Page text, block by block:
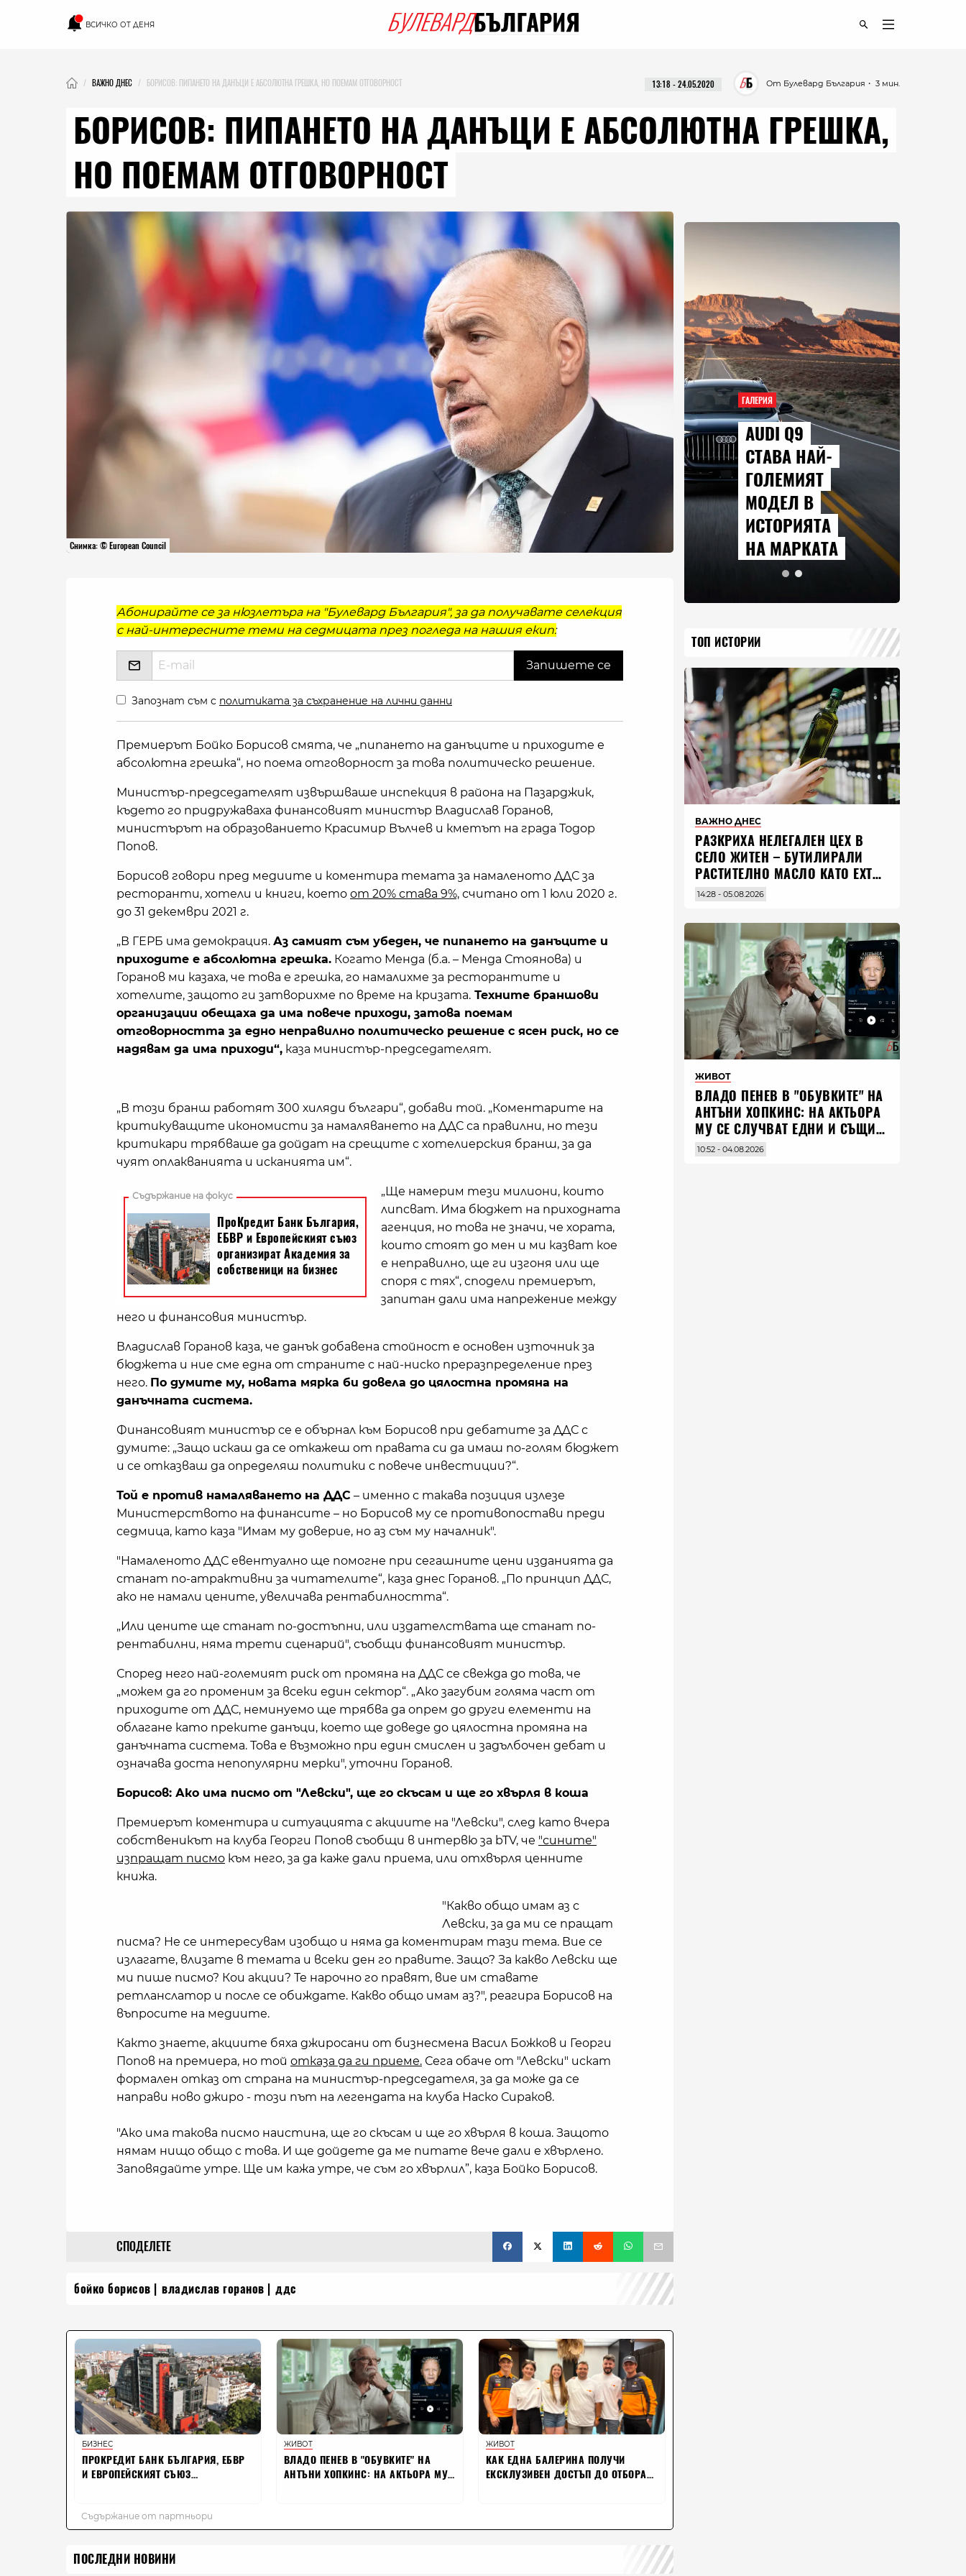
ВСИЧКО ОТ ДЕНЯ
ВАЖНО ДНЕС БОРИСОВ: ПИПАНЕТО НА ДАНЪЦИ Е АБСОЛЮТНА ГРЕШКА, НО ПОЕМАМ ОТГОВОРНОСТ ・ 3 мин.
От Булевард България
13:18 - 24.05.2020
БОРИСОВ: ПИПАНЕТО НА ДАНЪЦИ Е АБСОЛЮТНА ГРЕШКА,
НО ПОЕМАМ ОТГОВОРНОСТ
Снимка: © European Council
Абонирайте се за нюзлетъра на "Булевард България", за да получавате селекция
с най-интересните теми на седмицата през погледа на нашия екип:
Запознат съм с политиката за съхранение на лични данни
Премиерът Бойко Борисов смята, че „пипането на данъците и приходите е
абсолютна грешка“, но поема отговорност за това политическо решение.
Министър-председателят извършваше инспекция в района на Пазарджик,
където го придружаваха финансовият министър Владислав Горанов,
министърът на образованието Красимир Вълчев и кметът на града Тодор
Попов.
Борисов говори пред медиите и коментира темата за намаленото ДДС за
ресторанти, хотели и книги, което от 20% става 9%, считано от 1 юли 2020 г.
до 31 декември 2021 г.
„В ГЕРБ има демокрация. Аз самият съм убеден, че пипането на данъците и
приходите е абсолютна грешка. Когато Менда (б.а. – Менда Стоянова) и
Горанов ми казаха, че това е грешка, го намалихме за ресторантите и
хотелите, защото ги затворихме по време на кризата. Техните браншови
организации обещаха да има повече приходи, затова поемам
отговорността за едно неправилно политическо решение с ясен риск, но се
надявам да има приходи“, каза министър-председателят.
„В този бранш работят 300 хиляди българи“, добави той. „Коментарите на
критикуващите икономисти за намаляването на ДДС са правилни, но тези
критикари трябваше да дойдат на срещите с хотелиерския бранш, за да
чуят оплакванията и исканията им“.
„Ще намерим тези милиони, които
липсват. Има бюджет на приходната
агенция, но това не значи, че хората,
които стоят до мен и ми казват кое
е неправилно, ще ги изгоня или ще
споря с тях“, сподели премиерът,
запитан дали има напрежение между
него и финансовия министър.
Владислав Горанов каза, че данък добавена стойност е основен източник за
бюджета и ние сме една от страните с най-ниско преразпределение през
него. По думите му, новата мярка би довела до цялостна промяна на
данъчната система.
Финансовият министър се е обърнал към Борисов при дебатите за ДДС с
думите: „Защо искаш да се откажеш от правата си да имаш по-голям бюджет
и се отказваш да определяш политики с повече инвестиции?“.
Той е против намаляването на ДДС – именно с такава позиция излезе
Министерството на финансите – но Борисов му се противопостави преди
седмица, като каза "Имам му доверие, но аз съм му началник".
"Намаленото ДДС евентуално ще помогне при сегашните цени изданията да
станат по-атрактивни за читателите“, каза днес Горанов. „По принцип ДДС,
ако не намали цените, увеличава рентабилността“.
„Или цените ще станат по-достъпни, или издателствата ще станат по-
рентабилни, няма трети сценарий", съобщи финансовият министър.
Според него най-големият риск от промяна на ДДС се свежда до това, че
„можем да го променим за всеки един сектор“. „Ако загубим голяма част от
приходите от ДДС, неминуемо ще трябва да опрем до други елементи на
облагане като преките данъци, което ще доведе до цялостна промяна на
данъчната система. Това е възможно при един смислен и задълбочен дебат и
означава доста непопулярни мерки", уточни Горанов.
Борисов: Ако има писмо от "Левски", ще го скъсам и ще го хвърля в коша
Премиерът коментира и ситуацията с акциите на "Левски", след като вчера
собственикът на клуба Георги Попов съобщи в интервю за bTV, че "сините"
изпращат писмо към него, за да каже дали приема, или отхвърля ценните
книжа.
"Какво общо имам аз с
Левски, за да ми се пращат
писма? Не се интересувам изобщо и няма да коментирам тази тема. Вие се
излагате, влизате в темата и всеки ден го правите. Защо? За какво Левски ще
ми пише писмо? Кои акции? Те нарочно го правят, вие им ставате
ретланслатор и после се обиждате. Какво общо имам аз?", реагира Борисов на
въпросите на медиите.
Както знаете, акциите бяха джиросани от бизнесмена Васил Божков и Георги
Попов на премиера, но той отказа да ги приеме. Сега обаче от "Левски" искат
формален отказ от страна на министър-председателя, за да може да се
направи ново джиро - този път на легендата на клуба Наско Сираков.
"Ако има такова писмо наистина, ще го скъсам и ще го хвърля в коша. Защото
нямам нищо общо с това. И ще дойдете да ме питате вече дали е хвърлено.
Заповядайте утре. Ще им кажа утре, че съм го хвърлил”, каза Бойко Борисов.
СПОДЕЛЕТЕ
бойко борисов владислав горанов ддс
ПОСЛЕДНИ НОВИНИ
ГАЛЕРИЯ
AUDI Q9
СТАВА НАЙ-
ГОЛЕМИЯТ
МОДЕЛ В
ИСТОРИЯТА
НА МАРКАТА
ТОП ИСТОРИИ
ВАЖНО ДНЕС
РАЗКРИХА НЕЛЕГАЛЕН ЦЕХ В
СЕЛО ЖИТЕН – БУТИЛИРАЛИ
РАСТИТЕЛНО МАСЛО КАТО EXTRA
VIRGIN ЗЕХТИН
14:28 - 05.08.2026
ЖИВОТ
ВЛАДO ПЕНЕВ В "ОБУВКИТЕ" НА
АНТЪНИ ХОПКИНС: НА АКТЬОРА
МУ СЕ СЛУЧВАТ ЕДНИ И СЪЩИ
НЕЩА ПО ЦЕЛИЯ СВЯТ
10:52 - 04.08.2026